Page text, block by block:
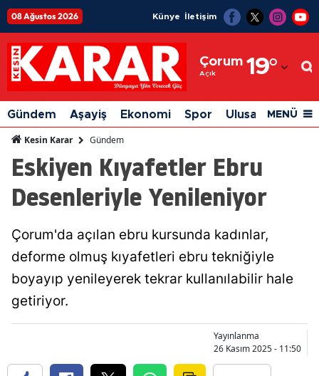
08 Ağustos 2026 Künye İletişim
Çorum
Açık 19°
Adıyaman
Afyonkarahisar
Ağrı
Amasya
Ankara
Aydın
Bilecik
Bingöl
Gündem Aşayiş Ekonomi Spor Ulusal Siyaset
MENÜ
Kesin Karar Gündem
Eskiyen Kıyafetler Ebru
Desenleriyle Yenileniyor
Çorum'da açılan ebru kursunda kadınlar,
deforme olmuş kıyafetleri ebru tekniğiyle
boyayıp yenileyerek tekrar kullanılabilir hale
getiriyor.
Yayınlanma
26 Kasım 2025 - 11:50